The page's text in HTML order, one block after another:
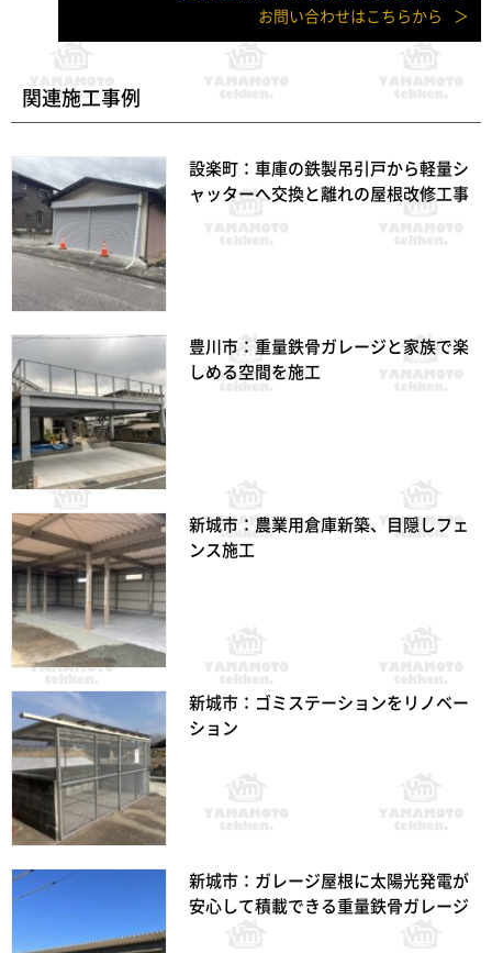
お問い合わせはこちらから
関連施工事例
設楽町：車庫の鉄製吊引戸から軽量シ
ャッターへ交換と離れの屋根改修工事
豊川市：重量鉄骨ガレージと家族で楽
しめる空間を施工
新城市：農業用倉庫新築、目隠しフェ
ンス施工
新城市：ゴミステーションをリノベー
ション
新城市：ガレージ屋根に太陽光発電が
安心して積載できる重量鉄骨ガレージ